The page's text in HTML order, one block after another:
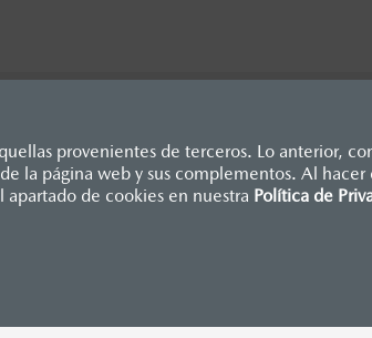
provenientes de terceros. Lo anterior,
la página web y sus complementos. Al
de cookies en nuestra Política de
son al menudeo, sugeridos por el
reserva el derecho de modificar las